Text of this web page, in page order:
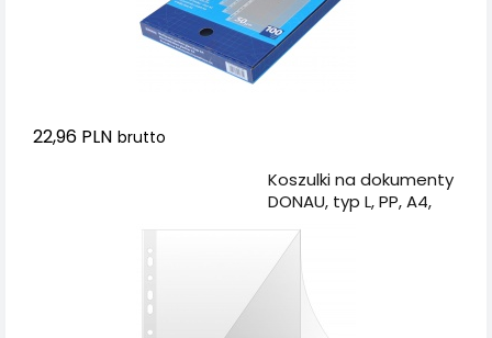
22,96 PLN brutto
Koszulki na dokumenty
DONAU, typ L, PP, A4,